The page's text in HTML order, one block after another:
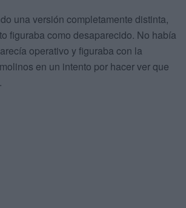
una versión completamente distinta,
figuraba como desaparecido. No había
operativo y figuraba con la
en un intento por hacer ver que